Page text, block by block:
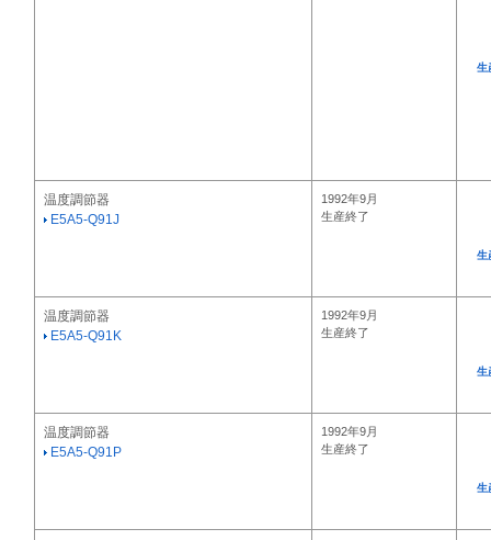
生
温度調節器
E5A5-Q91J
1992年9月
生産終了
生
温度調節器
E5A5-Q91K
1992年9月
生産終了
生
温度調節器
E5A5-Q91P
1992年9月
生産終了
生